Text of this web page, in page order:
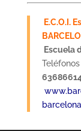
E.C.O.I.
Escuela